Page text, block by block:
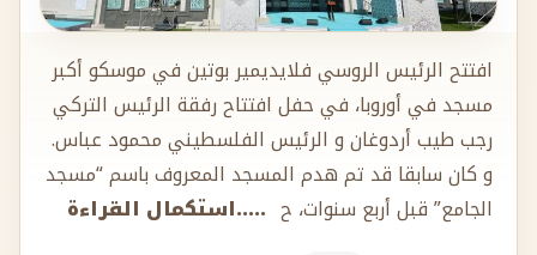
افتتح الرئيس الروسي فلايديمير بوتين في موسكو أكبر
مسجد في أوروبا، في حفل افتتاح رفقة الرئيس التركي
رجب طيب أردوغان و الرئيس الفلسطيني محمود عباس.
و كان سابقا قد تم هدم المسجد المعروف باسم “مسجد
الجامع” قبل أربع سنوات، ح .....استكمال القراءة